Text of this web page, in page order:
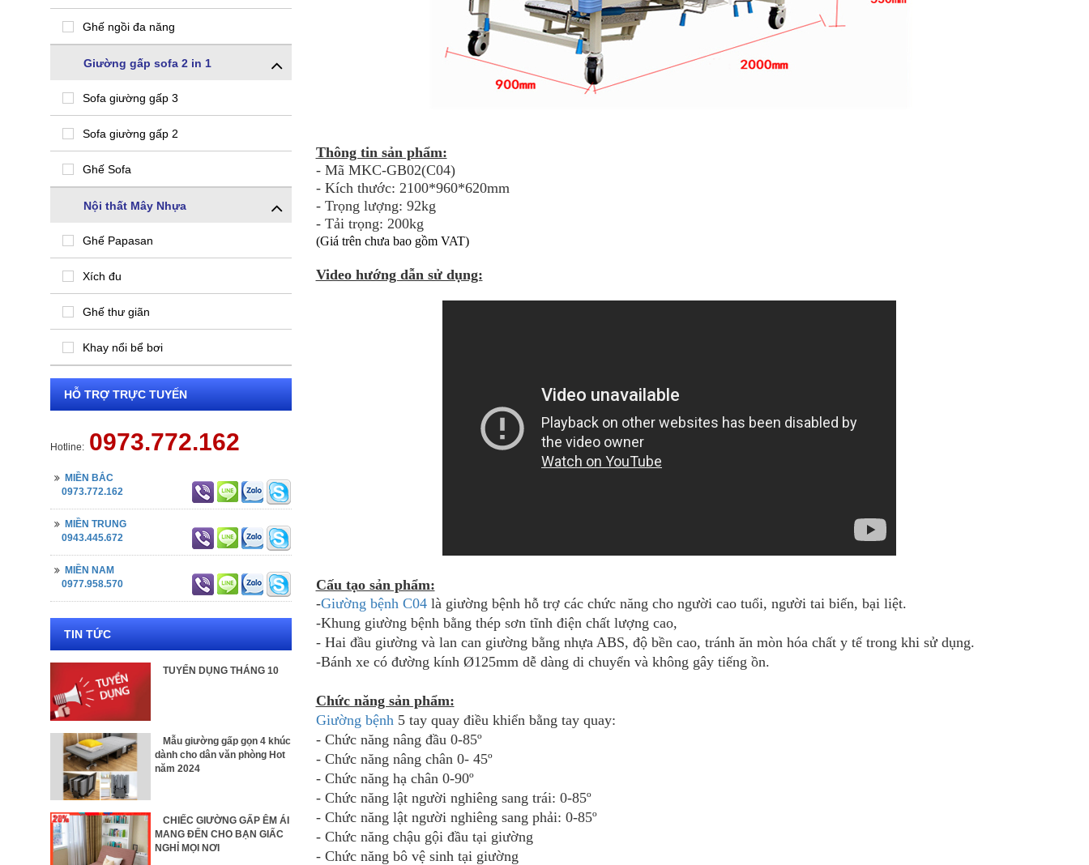
Ghế ngồi đa năng
Giường gấp sofa 2 in 1
Sofa giường gấp 3
Sofa giường gấp 2
Ghế Sofa
Nội thất Mây Nhựa
Ghế Papasan
Xích đu
Ghế thư giãn
Khay nổi bể bơi
HỖ TRỢ TRỰC TUYẾN
Hotline: 0973.772.162
MIỀN BẮC
0973.772.162
MIỀN TRUNG
0943.445.672
MIỀN NAM
0977.958.570
TIN TỨC
TUYỂN DỤNG THÁNG 10
Mẫu giường gấp gọn 4 khúc
dành cho dân văn phòng Hot
năm 2024
CHIẾC GIƯỜNG GẤP ÊM ÁI
MANG ĐẾN CHO BẠN GIẤC
NGHỈ MỌI NƠI
Thông tin sản phẩm:
- Mã MKC-GB02(C04)
- Kích thước: 2100*960*620mm
- Trọng lượng: 92kg
- Tải trọng: 200kg
(Giá trên chưa bao gồm VAT)
Video hướng dẫn sử dụng:
Cấu tạo sản phẩm:
-Giường bệnh C04là giường bệnh hỗ trợ các chức năng cho người cao tuổi, người tai biến, bại liệt.
-Khung giường bệnh bằng thép sơn tĩnh điện chất lượng cao,
- Hai đầu giường và lan can giường bằng nhựa ABS, độ bền cao, tránh ăn mòn hóa chất y tế trong khi sử dụng.
-Bánh xe có đường kính Ø125mm dễ dàng di chuyển và không gây tiếng ồn.
Chức năng sản phẩm:
Giường bệnh 5 tay quay điều khiển bằng tay quay:
- Chức năng nâng đầu 0-85º
- Chức năng nâng chân 0- 45º
- Chức năng hạ chân 0-90º
- Chức năng lật người nghiêng sang trái: 0-85º
- Chức năng lật người nghiêng sang phải: 0-85º
- Chức năng chậu gội đầu tại giường
- Chức năng bô vệ sinh tại giường